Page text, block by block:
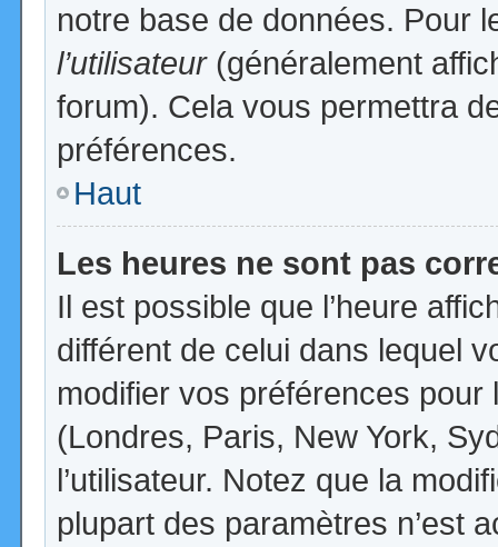
notre base de données. Pour
l’utilisateur(généralement
forum). Cela vous permettra
préférences.
Haut
Les heures ne sont pas
Il est possible que l’heure
différent de celui dans lequel
modifier vos préférences
(Londres, Paris, New York,
l’utilisateur. Notez que la
plupart des paramètres n’est